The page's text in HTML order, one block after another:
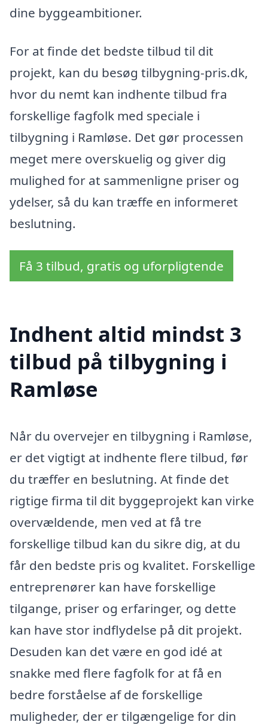
dine byggeambitioner.
For at finde det bedste tilbud til dit
projekt, kan du besøg tilbygning-pris.dk,
hvor du nemt kan indhente tilbud fra
forskellige fagfolk med speciale i
tilbygning i Ramløse. Det gør processen
meget mere overskuelig og giver dig
mulighed for at sammenligne priser og
ydelser, så du kan træffe en informeret
beslutning.
Få 3 tilbud, gratis og uforpligtende
Indhent altid mindst 3
tilbud på tilbygning i
Ramløse
Når du overvejer en tilbygning i Ramløse,
er det vigtigt at indhente flere tilbud, før
du træffer en beslutning. At finde det
rigtige firma til dit byggeprojekt kan virke
overvældende, men ved at få tre
forskellige tilbud kan du sikre dig, at du
får den bedste pris og kvalitet. Forskellige
entreprenører kan have forskellige
tilgange, priser og erfaringer, og dette
kan have stor indflydelse på dit projekt.
Desuden kan det være en god idé at
snakke med flere fagfolk for at få en
bedre forståelse af de forskellige
muligheder, der er tilgængelige for din